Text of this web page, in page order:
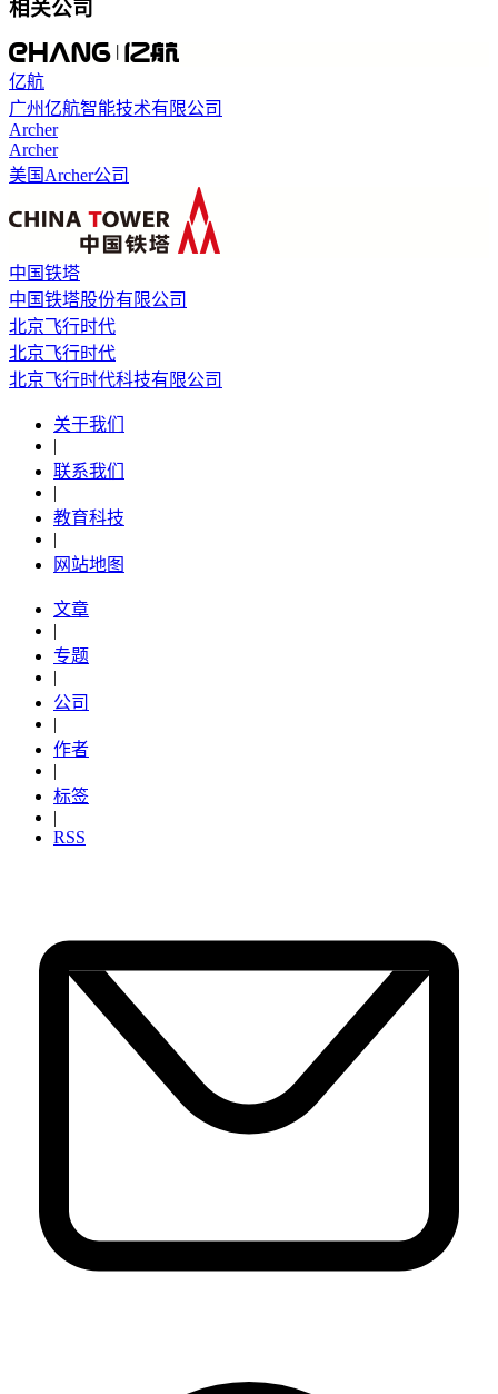
相关公司
亿航
广州亿航智能技术有限公司
Archer
Archer
美国Archer公司
中国铁塔
中国铁塔股份有限公司
北京飞行时代
北京飞行时代
北京飞行时代科技有限公司
关于我们
|
联系我们
|
教育科技
|
网站地图
文章
|
专题
|
公司
|
作者
|
标签
|
RSS